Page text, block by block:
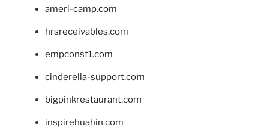
ameri-camp.com
hrsreceivables.com
empconst1.com
cinderella-support.com
bigpinkrestaurant.com
inspirehuahin.com